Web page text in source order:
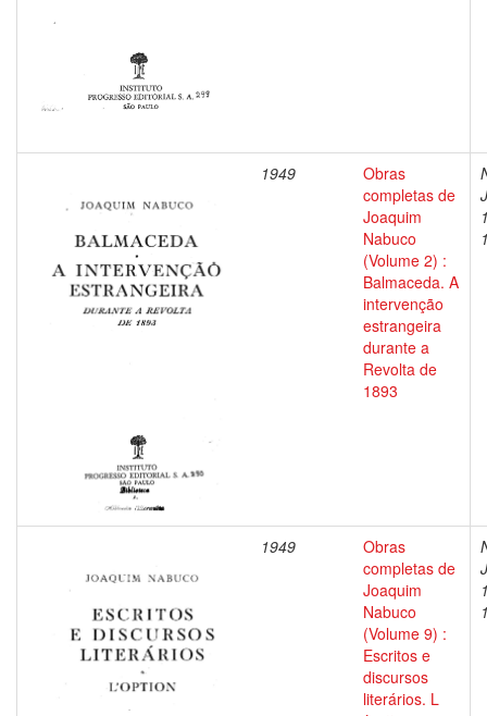
1949
Obras
completas de
Joaquim
Nabuco
(Volume 2) :
Balmaceda. A
intervenção
estrangeira
durante a
Revolta de
1893
1949
Obras
completas de
Joaquim
Nabuco
(Volume 9) :
Escritos e
discursos
literários. L